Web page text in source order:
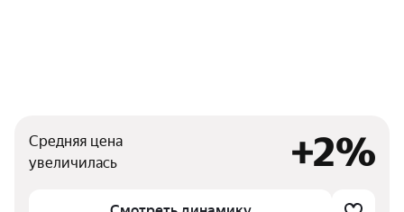
Средняя цена
увеличилась
+2%